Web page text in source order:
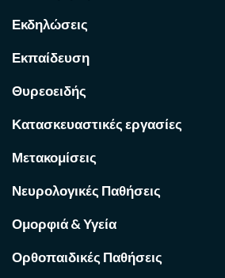
Εκδηλώσεις
Εκπαίδευση
Θυρεοειδής
Κατασκευαστικές εργασίες
Μετακομίσεις
Νευρολογικές Παθήσεις
Ομορφιά & Υγεία
Ορθοπαιδικές Παθήσεις